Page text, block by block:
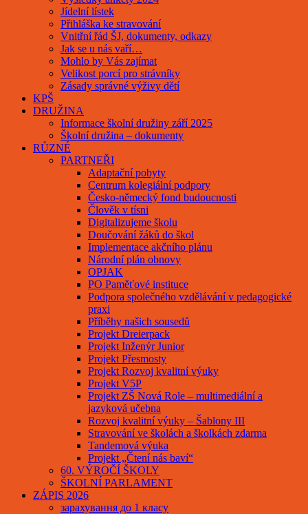
Jídelní lístek
Přihláška ke stravování
Vnitřní řád ŠJ, dokumenty, odkazy
Jak se u nás vaří…
Mohlo by Vás zajímat
Velikost porcí pro strávníky
Zásady správné výživy dětí
KPŠ
DRUŽINA
Informace školní družiny září 2025
Školní družina – dokumenty
RŮZNÉ
PARTNEŘI
Adaptační pobyty
Centrum kolegiální podpory
Česko-německý fond budoucnosti
Člověk v tísni
Digitalizujeme školu
Doučování žáků do škol
Implementace akčního plánu
Národní plán obnovy
OPJAK
PO Paměťové instituce
Podpora společného vzdělávání v pedagogické
praxi
Příběhy našich sousedů
Projekt Dreierpack
Projekt Inženýr Junior
Projekt Přesmosty
Projekt Rozvoj kvalitní výuky
Projekt V5P
Projekt ZŠ Nová Role – multimediální a
jazyková učebna
Rozvoj kvalitní výuky – Šablony III
Stravování ve školách a školkách zdarma
Tandemová výuka
Projekt „Čtení nás baví“
60. VÝROČÍ ŠKOLY
ŠKOLNÍ PARLAMENT
ZÁPIS 2026
зарахування до 1 класу